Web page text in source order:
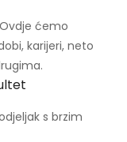
ćemo
karijeri, neto
s brzim